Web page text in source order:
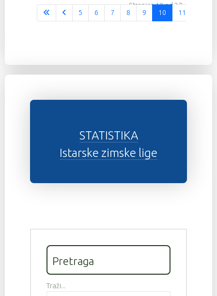
Stranica 10 od 37
5
6 7 8 9 10 11
STATISTIKA
Istarske zimske lige
Pretraga
Traži...